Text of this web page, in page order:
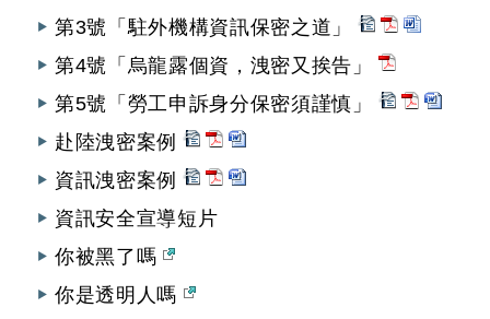
第3號「駐外機構資訊保密之道」
第4號「烏龍露個資，洩密又挨告」
第5號「勞工申訴身分保密須謹慎」
赴陸洩密案例
資訊洩密案例
資訊安全宣導短片
你被黑了嗎
你是透明人嗎